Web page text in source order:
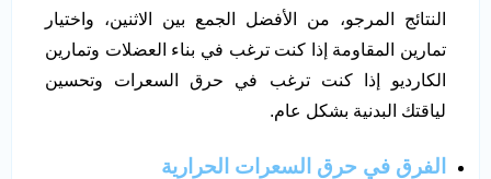
النتائج المرجو، من الأفضل الجمع بين الاثنين، واختيار
تمارين المقاومة إذا كنت ترغب في بناء العضلات وتمارين
الكارديو إذا كنت ترغب في حرق السعرات وتحسين
لياقتك البدنية بشكل عام.
الفرق في حرق السعرات الحرارية